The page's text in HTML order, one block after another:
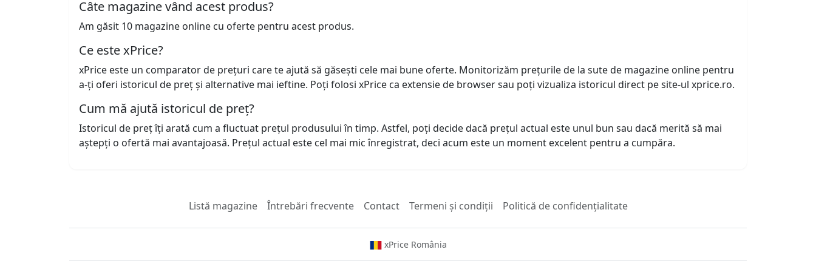
Câte magazine vând acest produs?
Am găsit 10 magazine online cu oferte pentru acest produs.
Ce este xPrice?
xPrice este un comparator de prețuri care te ajută să găsești cele mai bune oferte. Monitorizăm prețurile de la sute de magazine online pentru
a-ți oferi istoricul de preț și alternative mai ieftine. Poți folosi xPrice ca extensie de browser sau poți vizualiza istoricul direct pe site-ul xprice.ro.
Cum mă ajută istoricul de preț?
Istoricul de preț îți arată cum a fluctuat prețul produsului în timp. Astfel, poți decide dacă prețul actual este unul bun sau dacă merită să mai
aștepți o ofertă mai avantajoasă. Prețul actual este cel mai mic înregistrat, deci acum este un moment excelent pentru a cumpăra.
Listă magazine Întrebări frecvente Contact Termeni și condiții Politică de confidențialitate
xPrice România